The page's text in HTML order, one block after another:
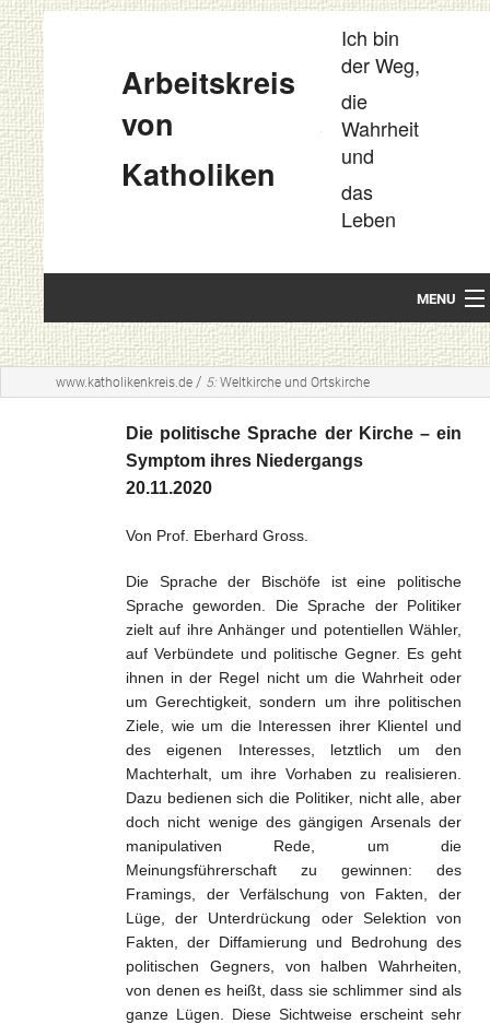
Arbeitskreis
von
Katholiken
Ich bin
der Weg,
die
Wahrheit
und
das
Leben
MENU
Startseite
Unsere Leitideen
Glaube und geistl. Leben
Weltkirche und Ortskirche
Gesellschaft und Staat
Impressum
www.katholikenkreis.de / 5: Weltkirche und Ortskirche
Die politische Sprache der Kirche – ein
Symptom ihres Niedergangs
20.11.2020
Von Prof. Eberhard Gross.
Die Sprache der Bischöfe ist eine politische
Sprache geworden. Die Sprache der Politiker
zielt auf ihre Anhänger und potentiellen Wähler,
auf Verbündete und politische Gegner. Es geht
ihnen in der Regel nicht um die Wahrheit oder
um Gerechtigkeit, sondern um ihre politischen
Ziele, wie um die Interessen ihrer Klientel und
des eigenen Interesses, letztlich um den
Machterhalt, um ihre Vorhaben zu realisieren.
Dazu bedienen sich die Politiker, nicht alle, aber
doch nicht wenige des gängigen Arsenals der
manipulativen Rede, um die
Meinungsführerschaft zu gewinnen: des
Framings, der Verfälschung von Fakten, der
Lüge, der Unterdrückung oder Selektion von
Fakten, der Diffamierung und Bedrohung des
politischen Gegners, von halben Wahrheiten,
von denen es heißt, dass sie schlimmer sind als
ganze Lügen. Diese Sichtweise erscheint sehr